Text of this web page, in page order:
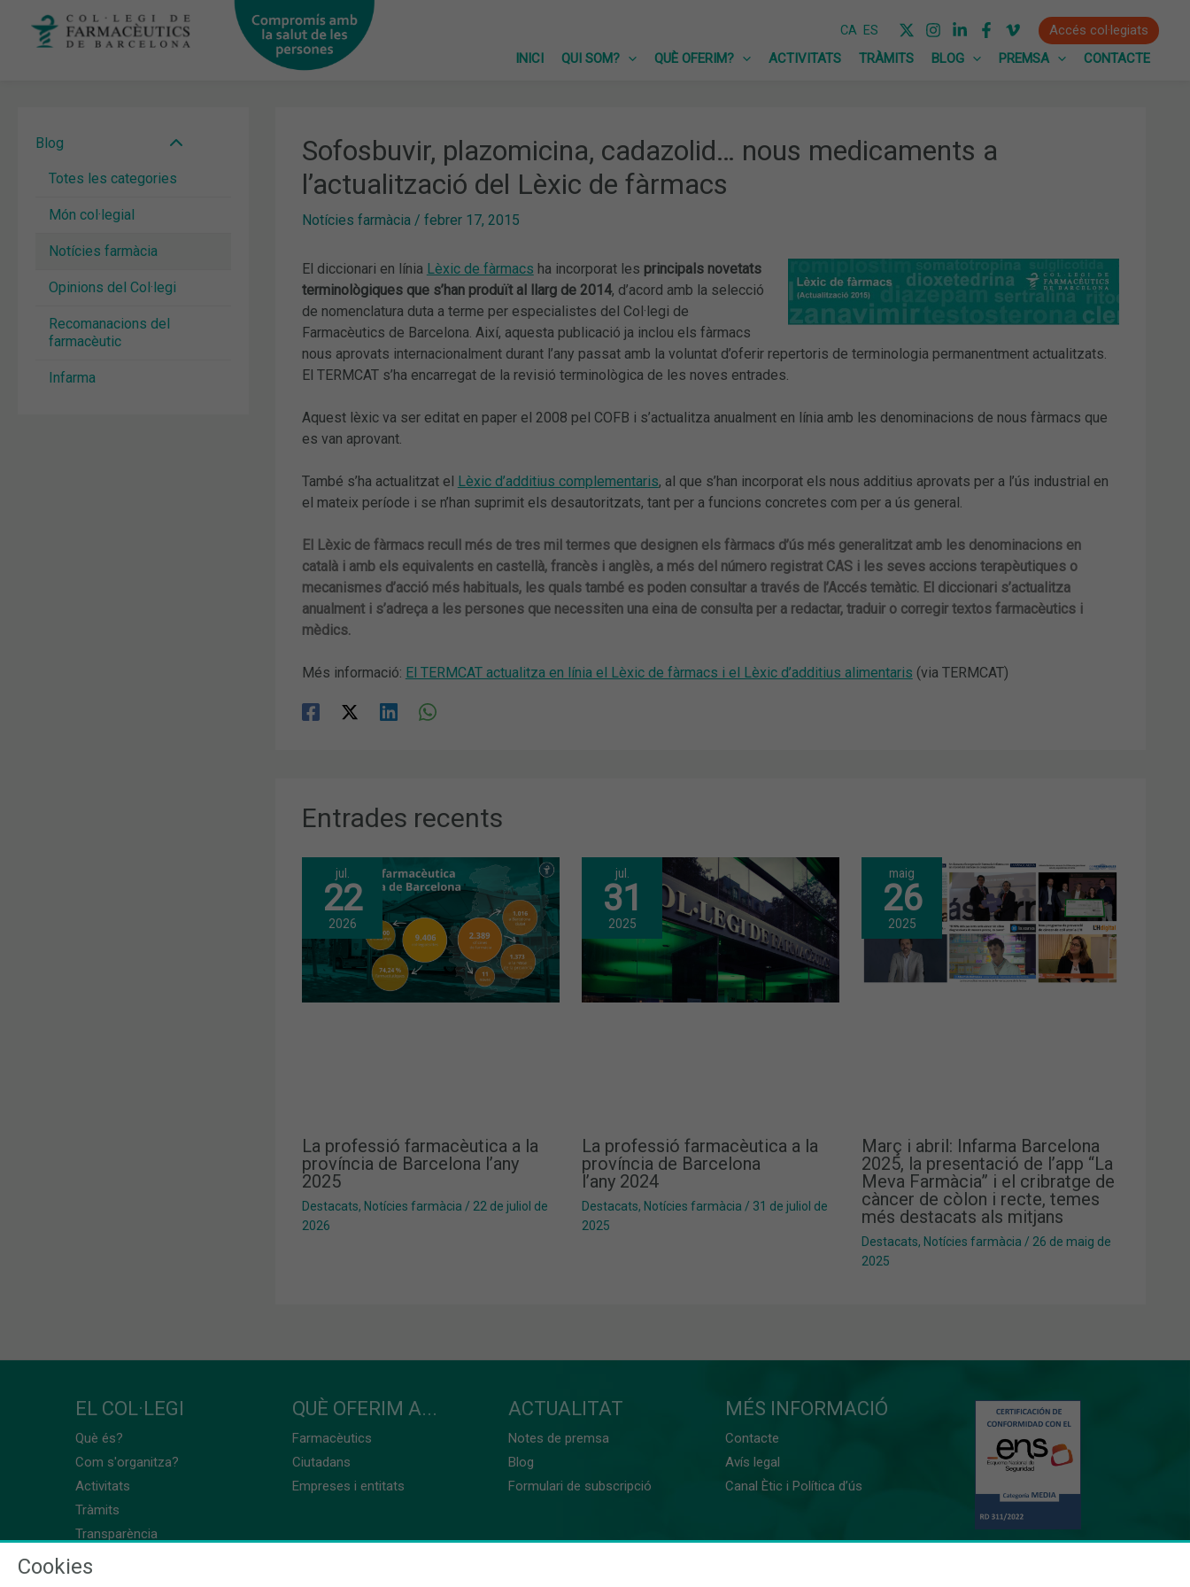
CA ES
Accés col·legiats
INICI
QUI SOM? QUÈ OFERIM? ACTIVITATS TRÀMITS BLOG PREMSA CONTACTE
Blog
Totes les categories
Món col·legial
Notícies farmàcia
Opinions del Col·legi
Recomanacions del
farmacèutic
Infarma
Sofosbuvir, plazomicina, cadazolid… nous medicaments a
l’actualització del Lèxic de fàrmacs
Notícies farmàcia/ febrer 17, 2015
El diccionari en línia Lèxic de fàrmacs ha incorporat les principals novetats
terminològiques que s’han produït al llarg de 2014, d’acord amb la selecció
de nomenclatura duta a terme per especialistes del Col·legi de
Farmacèutics de Barcelona. Així, aquesta publicació ja inclou els fàrmacs
nous aprovats internacionalment durant l’any passat amb la voluntat d’oferir repertoris de terminologia permanentment actualitzats.
El TERMCAT s’ha encarregat de la revisió terminològica de les noves entrades.
Aquest lèxic va ser editat en paper el 2008 pel COFB i s’actualitza anualment en línia amb les denominacions de nous fàrmacs que
es van aprovant.
També s’ha actualitzat el Lèxic d’additius complementaris, al que s’han incorporat els nous additius aprovats per a l’ús industrial en
el mateix període i se n’han suprimit els desautoritzats, tant per a funcions concretes com per a ús general.
El Lèxic de fàrmacs recull més de tres mil termes que designen els fàrmacs d’ús més generalitzat amb les denominacions en
català i amb els equivalents en castellà, francès i anglès, a més del número registrat CAS i les seves accions terapèutiques o
mecanismes d’acció més habituals, les quals també es poden consultar a través de l’Accés temàtic. El diccionari s’actualitza
anualment i s’adreça a les persones que necessiten una eina de consulta per a redactar, traduir o corregir textos farmacèutics i
mèdics.
Més informació: El TERMCAT actualitza en línia el Lèxic de fàrmacs i el Lèxic d’additius alimentaris (via TERMCAT)
Entrades recents
jul.
22
2026
La professió farmacèutica a la
província de Barcelona l’any
2025
Destacats, Notícies farmàcia / 22 de juliol de
2026
jul.
31
2025
La professió farmacèutica a la
província de Barcelona
l’any 2024
Destacats, Notícies farmàcia / 31 de juliol de
2025
maig
26
2025
Març i abril: Infarma Barcelona
2025, la presentació de l’app “La
Meva Farmàcia” i el cribratge de
càncer de còlon i recte, temes
més destacats als mitjans
Destacats, Notícies farmàcia / 26 de maig de
2025
EL COL·LEGI
Què és?
Com s'organitza?
Activitats
Tràmits
Transparència
QUÈ OFERIM A...
Farmacèutics
Ciutadans
Empreses i entitats
ACTUALITAT
Notes de premsa
Blog
Formulari de subscripció
MÉS INFORMACIÓ
Contacte
Avís legal
Canal Ètic i Política d’ús
Cookies